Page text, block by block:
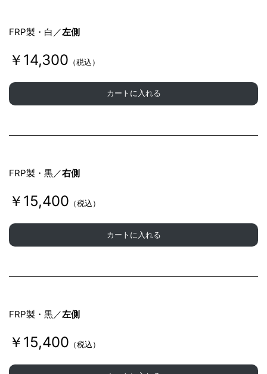
FRP製・白／左側
￥14,300 （税込）
カートに入れる
FRP製・黒／右側
￥15,400 （税込）
カートに入れる
FRP製・黒／左側
￥15,400 （税込）